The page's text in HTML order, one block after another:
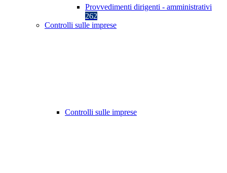
Provvedimenti dirigenti - amministrativi
262
Controlli sulle imprese
Controlli sulle imprese